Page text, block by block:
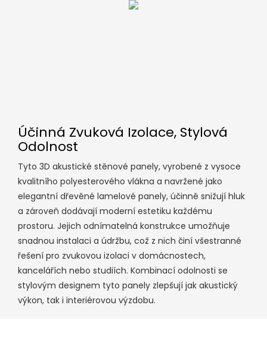
Účinná Zvuková Izolace, Stylová
Odolnost
Tyto 3D akustické stěnové panely, vyrobené z vysoce
kvalitního polyesterového vlákna a navržené jako
elegantní dřevěné lamelové panely, účinně snižují hluk
a zároveň dodávají moderní estetiku každému
prostoru. Jejich odnímatelná konstrukce umožňuje
snadnou instalaci a údržbu, což z nich činí všestranné
řešení pro zvukovou izolaci v domácnostech,
kancelářích nebo studiích. Kombinací odolnosti se
stylovým designem tyto panely zlepšují jak akustický
výkon, tak i interiérovou výzdobu.